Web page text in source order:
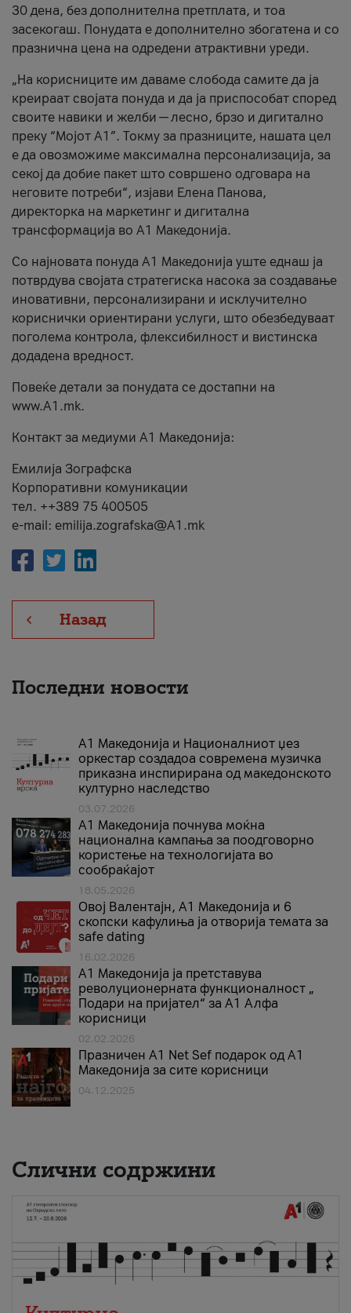
30 дена, без дополнителна претплата, и тоа
засекогаш. Понудата е дополнително збогатена и со
празнична цена на одредени атрактивни уреди.
„На корисниците им даваме слобода самите да ја
креираат својата понуда и да ја приспособат според
своите навики и желби — лесно, брзо и дигитално
преку “Мојот А1”. Токму за празниците, нашата цел
е да овозможиме максимална персонализација, за
секој да добие пакет што совршено одговара на
неговите потреби“, изјави Елена Панова,
директорка на маркетинг и дигитална
трансформација во А1 Македонија.
Со најновата понуда А1 Македонија уште еднаш ја
потврдува својата стратегиска насока за создавање
иновативни, персонализирани и исклучително
кориснички ориентирани услуги, што обезбедуваат
поголема контрола, флексибилност и вистинска
додадена вредност.
Повеќе детали за понудата се достапни на
www.А1.mk.
Контакт за медиуми А1 Македонија:
Емилија Зографска
Корпоративни комуникации
тел. ++389 75 400505
e-mail: emilija.zografska@A1.mk
Назад
Последни новости
А1 Македонија и Националниот џез
оркестар создадоа современа музичка
приказна инспирирана од македонското
културно наследство
03.07.2026
A1 Македонија почнува моќна
национална кампања за поодговорно
користење на технологијата во
сообраќајот
18.05.2026
Овој Валентајн, A1 Македонија и 6
скопски кафулиња ја отворија темата за
safe dating
16.02.2026
А1 Македонија ја претставува
револуционерната функционалност „
Подари на пријател“ за А1 Алфа
корисници
02.02.2026
Празничен A1 Net Sеf подарок од А1
Македонија за сите корисници
04.12.2025
Слични содржини